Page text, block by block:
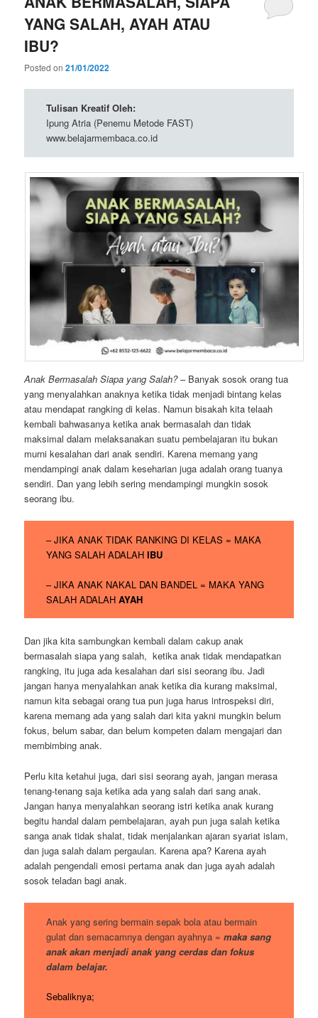
YANG SALAH, AYAH ATAU
IBU?
Posted on21/01/2022
Tulisan Kreatif Oleh:
Ipung Atria (Penemu Metode FAST)
www.belajarmembaca.co.id
Anak Bermasalah Siapa yang Salah?– Banyak sosok orang tua
yang menyalahkan anaknya ketika tidak menjadi bintang kelas
atau mendapat rangking di kelas. Namun bisakah kita telaah
kembali bahwasanya ketika anak bermasalah dan tidak
maksimal dalam melaksanakan suatu pembelajaran itu bukan
murni kesalahan dari anak sendiri. Karena memang yang
mendampingi anak dalam keseharian juga adalah orang tuanya
sendiri. Dan yang lebih sering mendampingi mungkin sosok
seorang ibu.
– JIKA ANAK TIDAK RANKING DI KELAS = MAKA
YANG SALAH ADALAH IBU
– JIKA ANAK NAKAL DAN BANDEL = MAKA YANG
SALAH ADALAH AYAH
Dan jika kita sambungkan kembali dalam cakup anak
bermasalah siapa yang salah, ketika anak tidak mendapatkan
rangking, itu juga ada kesalahan dari sisi seorang ibu. Jadi
jangan hanya menyalahkan anak ketika dia kurang maksimal,
namun kita sebagai orang tua pun juga harus introspeksi diri,
karena memang ada yang salah dari kita yakni mungkin belum
fokus, belum sabar, dan belum kompeten dalam mengajari dan
membimbing anak.
Perlu kita ketahui juga, dari sisi seorang ayah, jangan merasa
tenang-tenang saja ketika ada yang salah dari sang anak.
Jangan hanya menyalahkan seorang istri ketika anak kurang
begitu handal dalam pembelajaran, ayah pun juga salah ketika
sanga anak tidak shalat, tidak menjalankan ajaran syariat islam,
dan juga salah dalam pergaulan. Karena apa? Karena ayah
adalah pengendali emosi pertama anak dan juga ayah adalah
sosok teladan bagi anak.
Anak yang sering bermain sepak bola atau bermain
gulat dan semacamnya dengan ayahnya = maka sang
anak akan menjadi anak yang cerdas dan fokus
dalam belajar.
Sebaliknya;